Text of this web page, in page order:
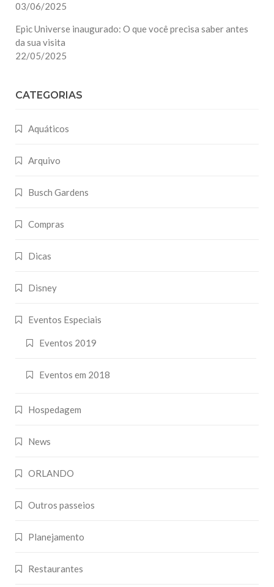
03/06/2025
Epic Universe inaugurado: O que você precisa saber antes
da sua visita
22/05/2025
CATEGORIAS
Aquáticos
Arquivo
Busch Gardens
Compras
Dicas
Disney
Eventos Especiais
Eventos 2019
Eventos em 2018
Hospedagem
News
ORLANDO
Outros passeios
Planejamento
Restaurantes